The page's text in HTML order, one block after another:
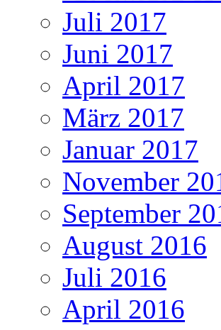
Juli 2017
Juni 2017
April 2017
März 2017
Januar 2017
November
September
August 2016
Juli 2016
April 2016